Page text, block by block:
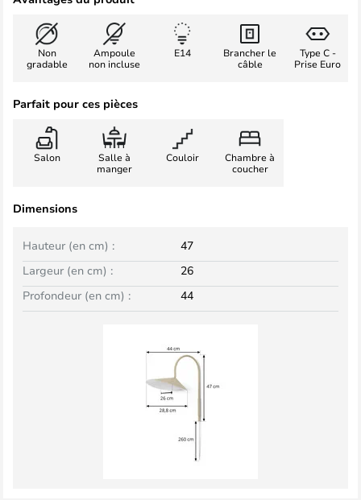
Non
gradable
Ampoule
non incluse
E14
Brancher le
câble
Type C -
Prise Euro
Parfait pour ces pièces
Salon
Salle à
manger
Couloir
Chambre à
coucher
Dimensions
Largeur (en cm) : 26
Hauteur (en cm) : 47
Profondeur (en cm) : 44